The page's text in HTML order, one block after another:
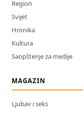
Region
Svijet
Hronika
Kultura
Saopštenje za medije
MAGAZIN
Ljubav i seks